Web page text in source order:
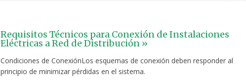
Requisitos Técnicos para Conexión de Instalaciones
Eléctricas a Red de Distribución »
Condiciones de ConexiónLos esquemas de conexión deben responder al
principio de minimizar pérdidas en el sistema.